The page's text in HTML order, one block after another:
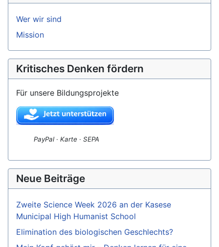
Wer wir sind
Mission
Kritisches Denken fördern
Für unsere Bildungsprojekte
PayPal · Karte · SEPA
Neue Beiträge
Zweite Science Week 2026 an der Kasese
Municipal High Humanist School
Elimination des biologischen Geschlechts?